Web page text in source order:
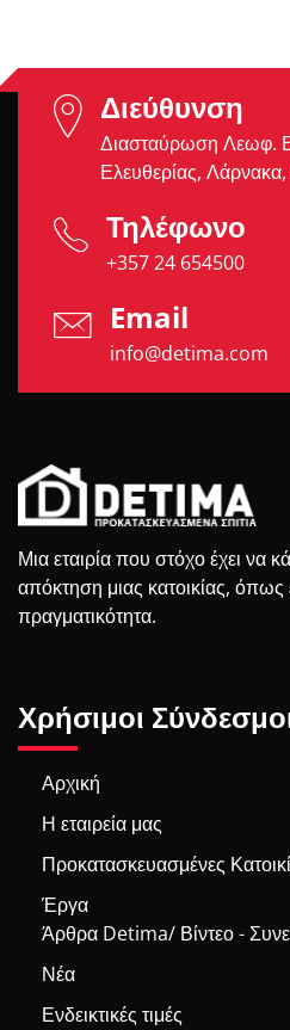
Διεύθυνση
Διασταύρωση Λεωφ.
Ελευθερίας,
Τηλέφωνο
+357 24 654500
Email
info@detima.com
Μια εταιρία που στόχο έχει να
απόκτηση μιας κατοικίας, όπως
πραγματικότητα.
Χρήσιμοι
Αρχική
Η εταιρεία μας
Προκατασκευασμένες
Έργα
Άρθρα Detima/ Βίντεο -
Νέα
Ενδεικτικές τιμές